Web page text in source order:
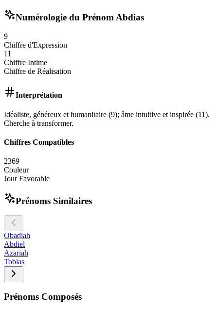
Numérologie du PrénomAbdias
9
Chiffre d'Expression
11
Chiffre Intime
Chiffre de Réalisation
Interprétation
Idéaliste, généreux et humanitaire (9); âme intuitive et inspirée (11).
Cherche à transformer.
Chiffres Compatibles
2369
Couleur
Jour Favorable
Prénoms Similaires
Obadiah
Abdiel
Azariah
Tobias
Prénoms Composés